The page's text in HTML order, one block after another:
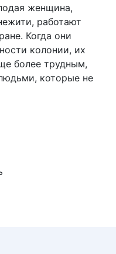
женщина,
работают
Когда они
колонии, их
более трудным,
которые не